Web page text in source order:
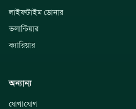
লাইফটাইম ডোনার
ভলান্টিয়ার
ক্যারিয়ার
অন্যান্য
যোগাযোগ